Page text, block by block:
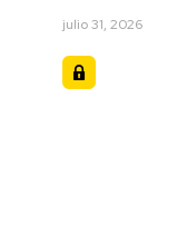
julio 31, 2026